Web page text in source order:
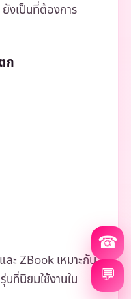
งเป็นที่ต้องการ
ก
ะ ZBook เหมาะกับ
นที่นิยมใช้งานใน
☎
💬